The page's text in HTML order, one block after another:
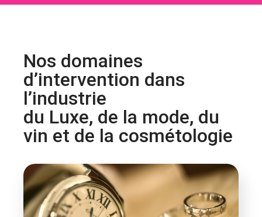
Nos domaines
d’intervention dans
l’industrie
du Luxe, de la mode, du
vin et de la cosmétologie